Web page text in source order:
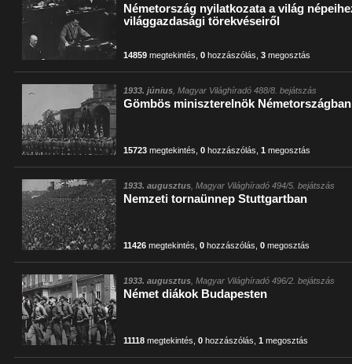
Németország nyilatkozata a világ
világgazdasági törekvéseiről
14859 megtekintés ,0 hozzászólás ,3 megosztás
1933. június , Magyar Világhíradó 488/8. bejátszás
Gömbös miniszterelnök Németországban
15723 megtekintés ,0 hozzászólás ,1 megosztás
1933. augusztus , Magyar Világhíradó 494/5. bejátszás
Nemzeti tornaünnep Stuttgartban
11426 megtekintés ,0 hozzászólás ,0 megosztás
1933. augusztus , Magyar Világhíradó 496/2. bejátszás
Német diákok Budapesten
11118 megtekintés ,0 hozzászólás ,1 megosztás